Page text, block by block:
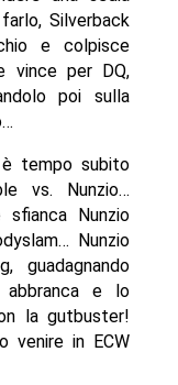
Silverback
e colpisce
vince per DQ,
poi sulla
tempo subito
vs. Nunzio…
Nunzio
Nunzio
guadagnando
e lo
la gutbuster!
venire in ECW